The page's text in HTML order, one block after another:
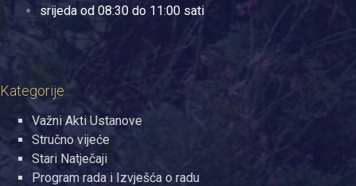
srijeda od 08:30 do 11:00 sati
Kategorije
Važni Akti Ustanove
Stručno vijeće
Stari Natječaji
Program rada i Izvješća o radu